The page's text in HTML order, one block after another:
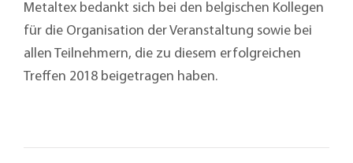
Metaltex bedankt sich bei den belgischen Kollegen
für die Organisation der Veranstaltung sowie bei
allen Teilnehmern, die zu diesem erfolgreichen
Treffen 2018 beigetragen haben.